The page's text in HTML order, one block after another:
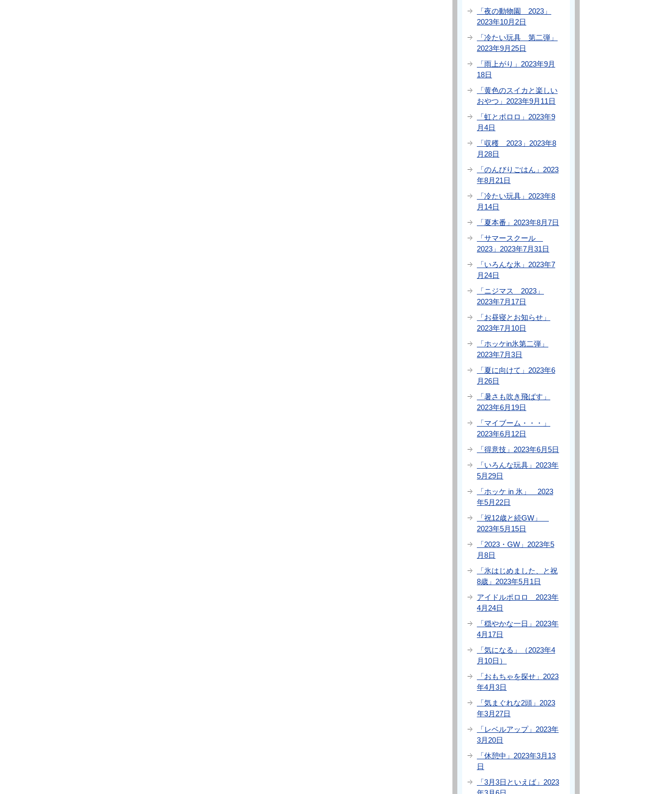
「夜の動物園 2023」
2023年10月2日
「冷たい玩具 第二弾」
2023年9月25日
「雨上がり」2023年9月
18日
「黄色のスイカと楽しい
おやつ」2023年9月11日
「虹とポロロ」2023年9
月4日
「収穫 2023」2023年8
月28日
「のんびりごはん」2023
年8月21日
「冷たい玩具」2023年8
月14日
「夏本番」2023年8月7日
「サマースクール
2023」2023年7月31日
「いろんな氷」2023年7
月24日
「ニジマス 2023」
2023年7月17日
「お昼寝とお知らせ」
2023年7月10日
「ホッケin氷第二弾」
2023年7月3日
「夏に向けて」2023年6
月26日
「暑さも吹き飛ばす」
2023年6月19日
「マイブーム・・・」
2023年6月12日
「得意技」2023年6月5日
「いろんな玩具」2023年
5月29日
「ホッケ in 氷」 2023
年5月22日
「祝12歳と続GW」
2023年5月15日
「2023・GW」2023年5
月8日
「氷はじめました、と祝
8歳」2023年5月1日
アイドルポロロ 2023年
4月24日
「穏やかな一日」2023年
4月17日
「気になる」（2023年4
月10日）
「おもちゃを探せ」2023
年4月3日
「気まぐれな2頭」2023
年3月27日
「レベルアップ」2023年
3月20日
「休憩中」2023年3月13
日
「3月3日といえば」2023